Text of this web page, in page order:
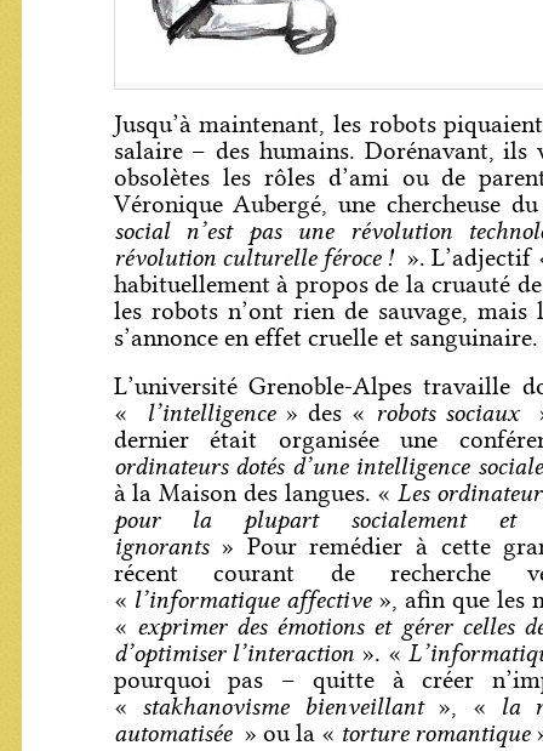
Jusqu’à maintenant, les robots
salaire – des humains. Dorénavant, ils
obsolètes les rôles d’ami ou de
Véronique Aubergé, une chercheuse
social n’est pas une révolution
révolution culturelle féroce ! ». L’adjectif
habituellement à propos de la cruauté
les robots n’ont rien de sauvage,
s’annonce en effet cruelle et sanguinaire.
L’université Grenoble-Alpes travaille
«
l’intelligence» des « robots sociaux
dernier était organisée une
ordinateurs dotés d’une intelligence
à la Maison des langues. « Les
pour la plupart socialement et
ignorants» Pour remédier à cette
récent courant de recherche
« l’informatique affective», afin que les
« exprimer des émotions et gérer celles
d’optimiser l’interaction ». «
pourquoi pas – quitte à créer
« stakhanovisme bienveillant», « la
automatisée » ou la « torture romantique